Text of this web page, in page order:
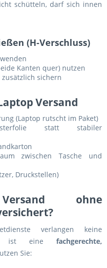
schütteln, darf sich innen
(H-Verschluss)
Kanten quer) nutzen
zusätzlich sichern
Versand
(Laptop rutscht im Paket)
statt stabiler
zwischen Tasche und
Druckstellen)
ohne
verlangen keine
ist eine fachgerechte,
Sie: